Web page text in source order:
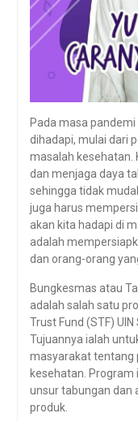
Pada masa
dihadapi, mulai dari
masalah kesehatan.
dan menjaga daya
sehingga tidak
juga harus
akan kita hadapi di
adalah
dan orang-orang
Bungkesmas atau
adalah salah satu
Trust Fund (STF)
Tujuannya ialah
masyarakat tentang
kesehatan. Program
unsur tabungan dan
produk.